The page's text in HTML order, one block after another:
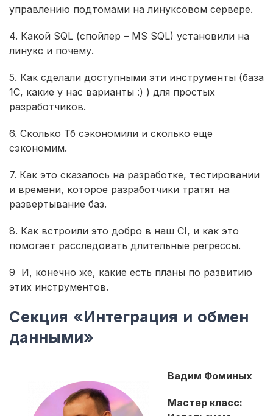
управлению подтомами на линуксовом сервере.
4. Какой SQL (спойлер – MS SQL) установили на
линукс и почему.
5. Как сделали доступными эти инструменты (база
1С, какие у нас варианты :) ) для простых
разработчиков.
6. Сколько Тб сэкономили и сколько еще
сэкономим.
7. Как это сказалось на разработке, тестировании
и времени, которое разработчики тратят на
развертывание баз.
8. Как встроили это добро в наш CI, и как это
помогает расследовать длительные регрессы.
9 И, конечно же, какие есть планы по развитию
этих инструментов.
Секция «Интеграция и обмен
данными»
Вадим Фоминых
Мастер класс: